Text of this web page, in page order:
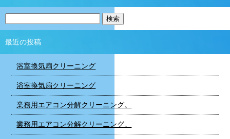
最近の投稿
浴室換気扇クリーニング
浴室換気扇クリーニング
業務用エアコン分解クリーニング。
業務用エアコン分解クリーニング。